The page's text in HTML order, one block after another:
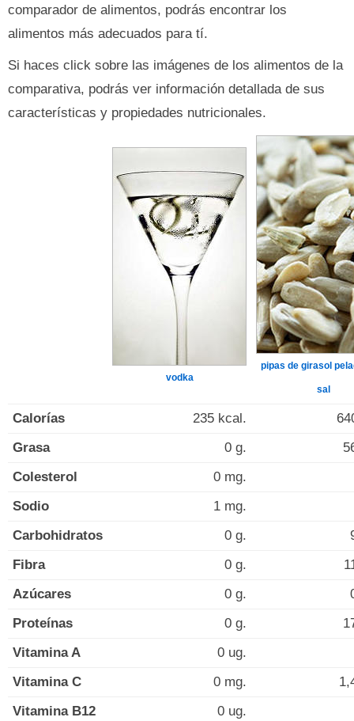
comparador de alimentos, podrás encontrar los
alimentos más adecuados para tí.
Si haces click sobre las imágenes de los alimentos de la
comparativa, podrás ver información detallada de sus
características y propiedades nutricionales.
vodka
pipas de girasol
sal
Calorías 235 kcal.
Grasa
0 g.
Colesterol
0 mg.
Sodio
1 mg.
Carbohidratos
0 g.
Fibra
0 g.
Azúcares
0 g.
Proteínas
0 g.
Vitamina A
0 ug.
Vitamina C
0 mg.
Vitamina B12
0 ug.